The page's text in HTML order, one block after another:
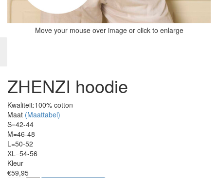
Move your mouse over image or click to enlarge
ZHENZI hoodie
Kwaliteit:100% cotton
Maat (Maattabel)
S=42-44
M=46-48
L=50-52
XL=54-56
Kleur
€59,95